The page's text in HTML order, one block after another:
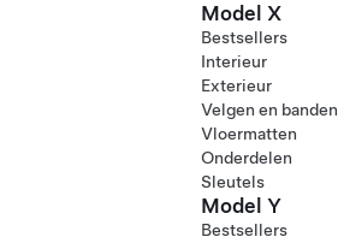
Model X
Bestsellers
Interieur
Exterieur
Velgen en banden
Vloermatten
Onderdelen
Sleutels
Model Y
Bestsellers